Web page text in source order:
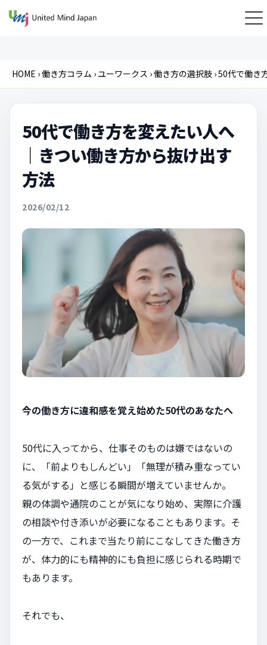
HOME ›働き方コラム › ユーワークス ›働き方の選択肢 ›50代で働き
50代で働き方を変えたい人へ
｜きつい働き方から抜け出す
方法
2026/02/12
今の働き方に違和感を覚え始めた50代のあなたへ
50代に入ってから、仕事そのものは嫌ではないの
に、「前よりもしんどい」「無理が積み重なってい
る気がする」と感じる瞬間が増えていませんか。
親の体調や通院のことが気になり始め、実際に介護
の相談や付き添いが必要になることもあります。そ
の一方で、これまで当たり前にこなしてきた働き方
が、体力的にも精神的にも負担に感じられる時期で
もあります。
それでも、